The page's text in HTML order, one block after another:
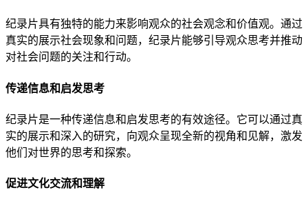
纪录片具有独特的能力来影响观众的社会观念和价值观。通过
真实的展示社会现象和问题，纪录片能够引导观众思考并推动
对社会问题的关注和行动。
传递信息和启发思考
纪录片是一种传递信息和启发思考的有效途径。它可以通过真
实的展示和深入的研究，向观众呈现全新的视角和见解，激发
他们对世界的思考和探索。
促进文化交流和理解